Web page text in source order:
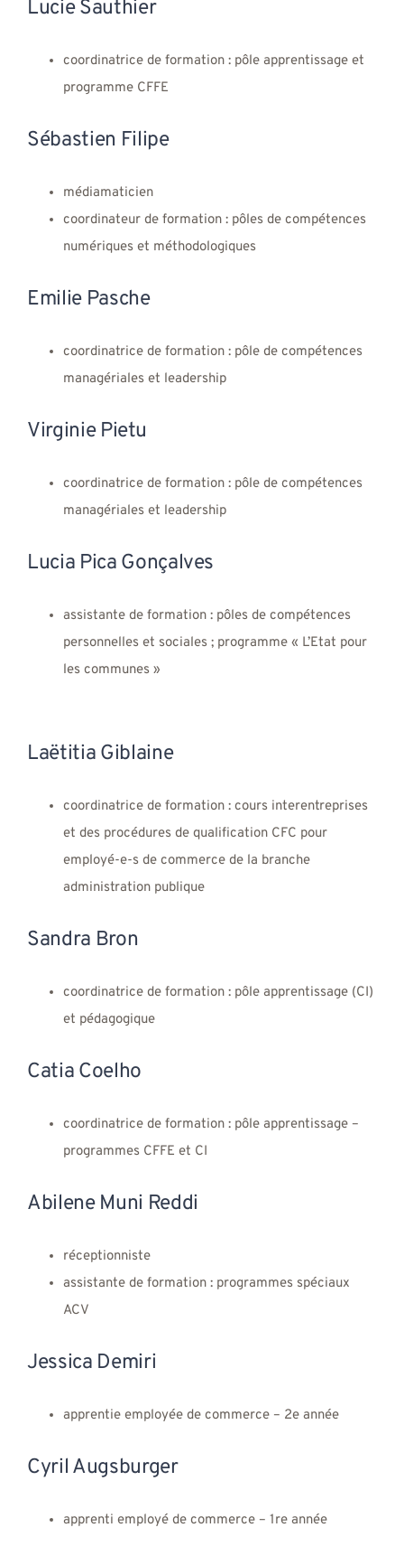
Lucie Sauthier
coordinatrice de formation : pôle apprentissage et
programme CFFE
Sébastien Filipe
médiamaticien
coordinateur de formation : pôles de compétences
numériques et méthodologiques
Emilie Pasche
coordinatrice de formation : pôle de compétences
managériales et leadership
Virginie Pietu
coordinatrice de formation : pôle de compétences
managériales et leadership
Lucia Pica Gonçalves
assistante de formation : pôles de compétences
personnelles et sociales ; programme « L’Etat pour
les communes »
Laëtitia Giblaine
coordinatrice de formation : cours interentreprises
et des procédures de qualification CFC pour
employé-e-s de commerce de la branche
administration publique
Sandra Bron
coordinatrice de formation : pôle apprentissage (CI)
et pédagogique
Catia Coelho
coordinatrice de formation : pôle apprentissage –
programmes CFFE et CI
Abilene Muni Reddi
réceptionniste
assistante de formation : programmes spéciaux
ACV
Jessica Demiri
apprentie employée de commerce – 2e année
Cyril Augsburger
apprenti employé de commerce – 1re année